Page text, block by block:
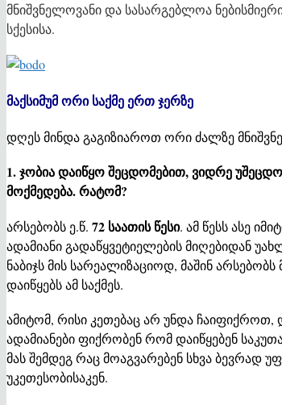
მნიშვნელოვანი და სასარგებლოა
სქესისა.
მაქსიმუმ ორი საქმე ერთ ჯერზე
დღეს მინდა გაგიზიაროთ ორი ძალზე
1. ჯობია დაიწყო შეცდომებით, ვიდრე
მოქმედება. რატომ?
არსებობს ე.წ. 72 საათის წესი. ამ წესს ასე
ადამიანი გადაწყვეტიელების მიღებიდან
ნაბიჯს მის სარეალიზაციოდ, მაშინ
დაიწყებს ამ საქმეს.
ამიტომ, რისი კეთებაც არ უნდა ჩაიფიქროთ,
ადამიანები ფიქრობენ რომ დაიწყებენ
მას შემდეგ რაც მოაგვარებენ სხვა ბევრად
უკეთესობისაკენ.